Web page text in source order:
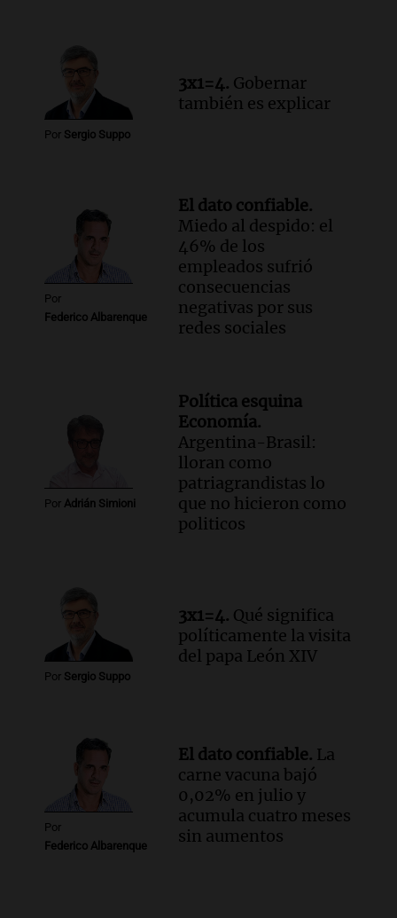
más femicidios del país, según informe
de Casa del Encuentro
Panorama Federal
Episodios
Audio.Santa Fe reactivará 1.500
Episodios
Por Sergio Suppo
3x1=4. Gobernar
también es explicar
Por
Federico Albarenque
El dato confiable.
Miedo al despido: el
46% de los
empleados sufrió
consecuencias
negativas por sus
redes sociales
Por Adrián Simioni
Política esquina
Economía.
Argentina-Brasil:
lloran como
patriagrandistas lo
que no hicieron como
politicos
Por Sergio Suppo
3x1=4. Qué significa
políticamente la visita
del papa León XIV
Por
Federico Albarenque
El dato confiable. La
carne vacuna bajó
0,02% en julio y
acumula cuatro meses
sin aumentos